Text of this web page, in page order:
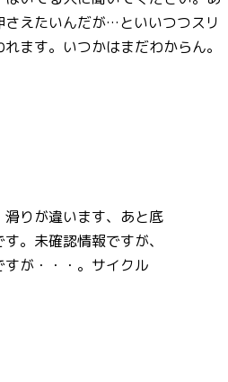
えたいんだが…といいつつスリ
ます。いつかはまだわからん。
りが違います、あと底
。未確認情報ですが、
が・・・。サイクル